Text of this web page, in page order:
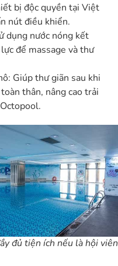
bị độc quyền tại Việt
nút điều khiển.
dụng nước nóng kết
để massage và thư
Giúp thư giãn sau khi
thân, nâng cao trải
đủ tiện ích nếu là hội viên